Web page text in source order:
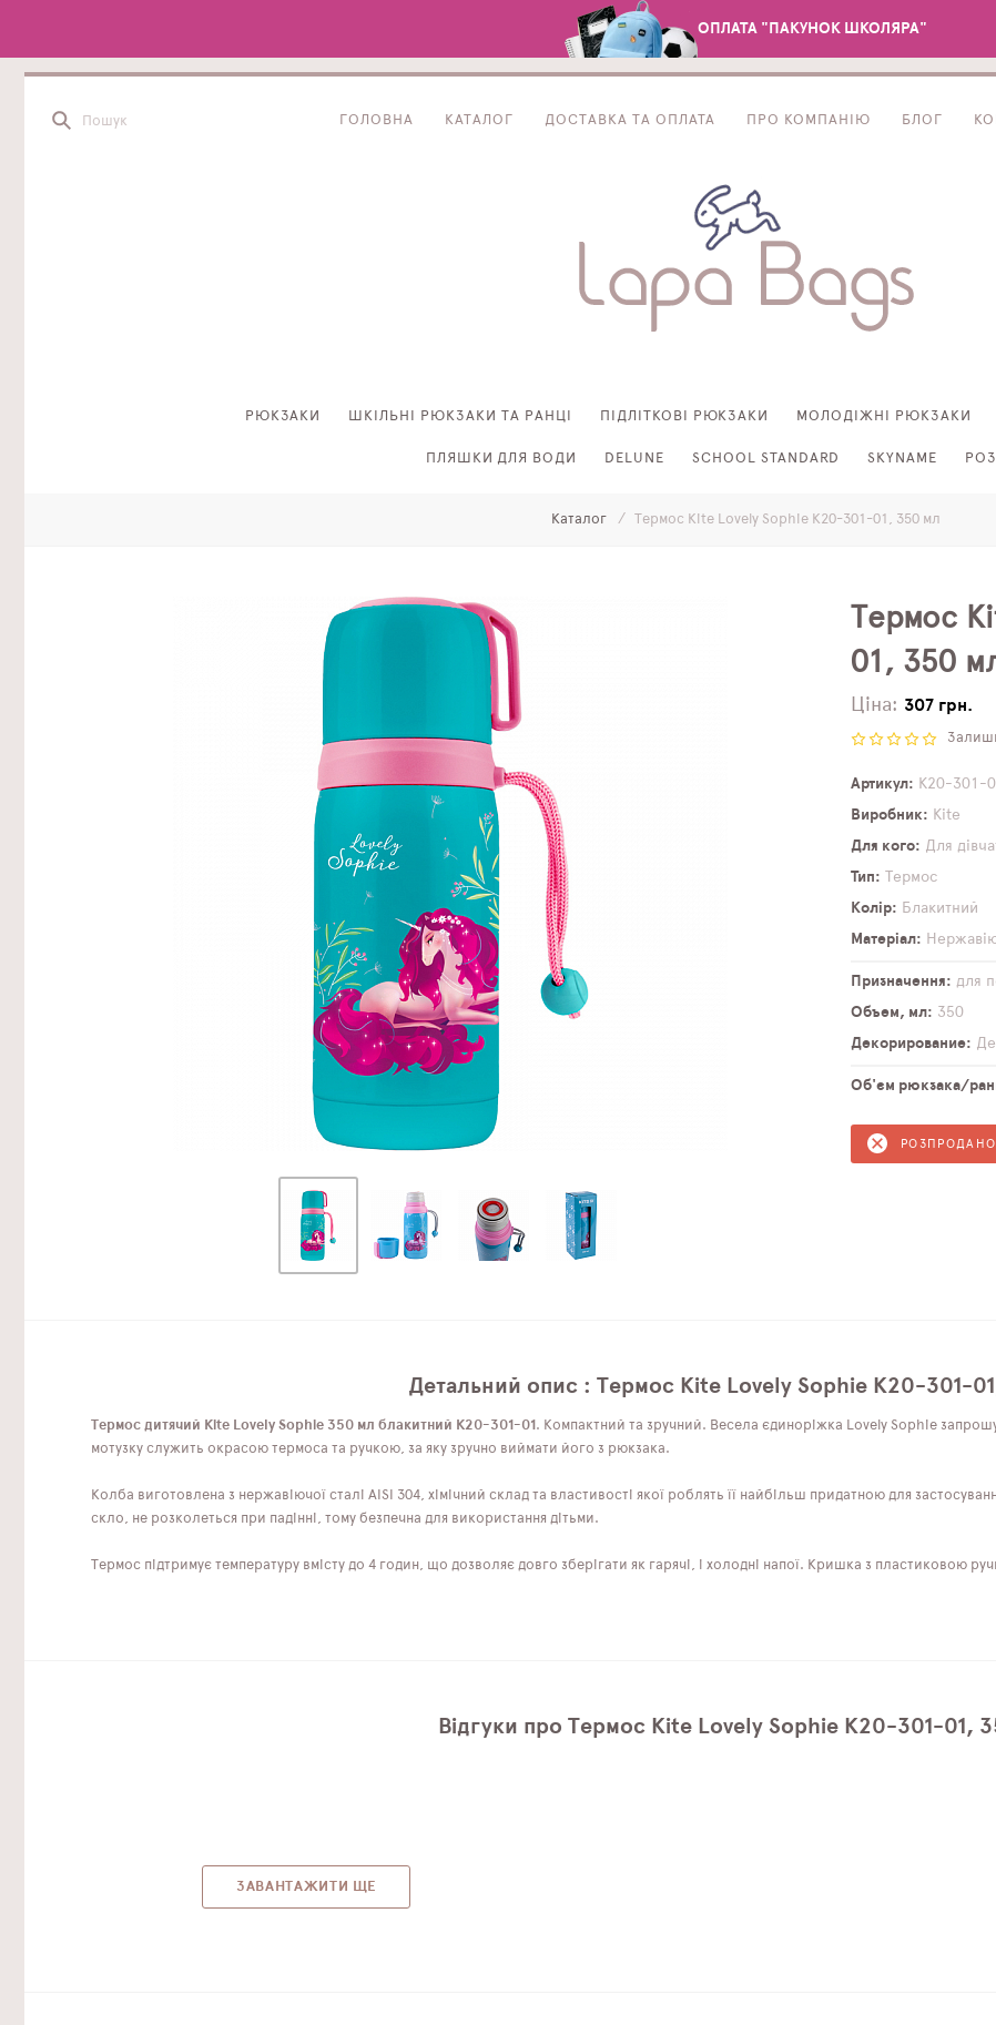
ОПЛАТА "ПАКУНОК ШКОЛЯРА"
ГОЛОВНА КАТАЛОГ ДОСТАВКА ТА ОПЛАТА ПРО КОМПАНІЮ БЛОГ
РЮКЗАКИ ШКІЛЬНІ РЮКЗАКИ ТА РАНЦІ ПІДЛІТКОВІ РЮКЗАКИ МОЛОДІЖНІ РЮКЗАКИ
ПЛЯШКИ ДЛЯ ВОДИ DELUNE SCHOOL STANDARD SKYNAME
Каталог Термос Kite Lovely Sophie K20-301-01, 350 мл
Термос
01, 350
Ціна: 307 грн.
Артикул
K20-301-
Виробник
Kite
Для кого
Для
Тип
Термос
Колір
Блакитний
Матеріал
Призначення для
Объем, мл
350
Декорирование
Об'єм рюкзака/
РОЗПРОДАНО
Детальний опис : Термос Kite Lovely Sophie K20-301-
Термос дитячий Kite Lovely Sophie 350 мл блакитний K20-301-01 . Компактний та зручний. Весела єдиноріжка Lovely Sophie
мотузку служить окрасою термоса та ручкою, за яку зручно виймати його з рюкзака.
Колба виготовлена ​​з нержавіючої сталі AISI 304, хімічний склад та властивості якої роблять її найбільш придатною для
скло, не розколеться при падінні, тому безпечна для використання дітьми.
Термос підтримує температуру вмісту до 4 годин, що дозволяє довго зберігати як гарячі, і холодні напої. Кришка з пластиковою
Відгуки про Термос Kite Lovely Sophie K20-301-01,
ЗАВАНТАЖИТИ ЩЕ